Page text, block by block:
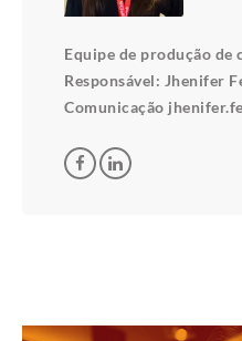
Equipe de produção de
Responsável: Jhenifer
Comunicação